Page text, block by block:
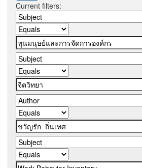
Current filters: